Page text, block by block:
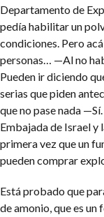
Departamento de
pedía habilitar un
condiciones. Pero
personas… —Al no
Pueden ir diciendo
serias que piden
que no pase nada —Sí.
Embajada de Israel y
primera vez que un
pueden comprar
Está probado que
de amonio, que es